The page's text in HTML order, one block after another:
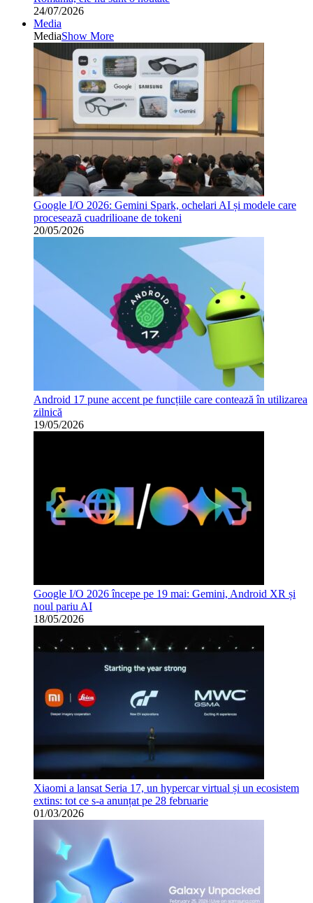
24/07/2026
Media
MediaShow More
Google I/O 2026: Gemini Spark, ochelari AI și modele care
procesează cuadrilioane de tokeni
20/05/2026
Android 17 pune accent pe funcțiile care contează în utilizarea
zilnică
19/05/2026
Google I/O 2026 începe pe 19 mai: Gemini, Android XR și
noul pariu AI
18/05/2026
Xiaomi a lansat Seria 17, un hypercar virtual și un ecosistem
extins: tot ce s-a anunțat pe 28 februarie
01/03/2026